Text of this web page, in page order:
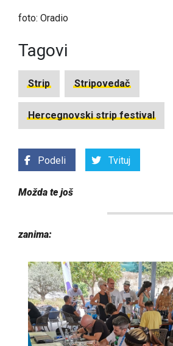
foto: Oradio
Tagovi
Strip Stripovedač
Hercegnovski strip festival
Podeli Tvituj
Možda te još
zanima: